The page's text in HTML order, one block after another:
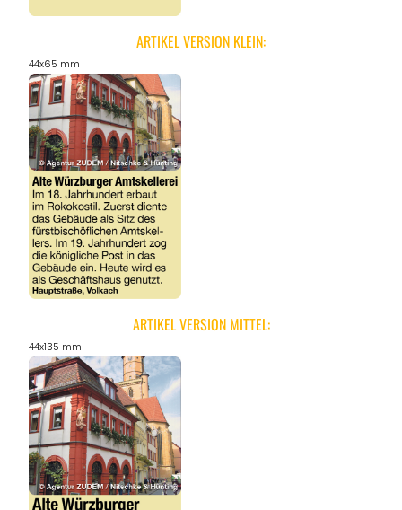
ARTIKEL VERSION KLEIN:
44x65 mm
ARTIKEL VERSION MITTEL:
44x135 mm